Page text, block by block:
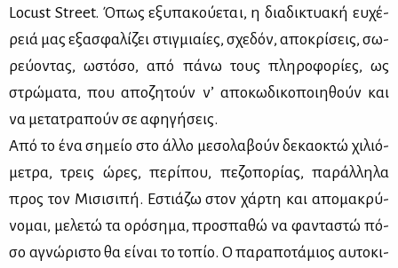
Locust Street. Όπως εξυ­πα­κού­ε­ται, η δια­δι­κτυα­κή ευ­χέ­
ρειά μας εξα­σφα­λί­ζει στιγ­μιαί­ες, σχε­δόν, απο­κρί­σεις, σω­
ρεύ­ο­ντας, ωστό­σο, από πά­νω τους πλη­ρο­φο­ρί­ες, ως
στρώ­μα­τα, που απο­ζη­τούν ν’ απο­κω­δι­κο­ποι­η­θούν και
να με­τα­τρα­πούν σε αφη­γή­σεις.
Από το ένα ση­μείο στο άλ­λο με­σο­λα­βούν δε­κα­ο­κτώ χι­λιό­
με­τρα, τρεις ώρες, πε­ρί­που, πε­ζο­πο­ρί­ας, πα­ράλ­λη­λα
προς τον Μι­σι­σι­πή. Εστιά­ζω στον χάρ­τη και απο­μα­κρύ­
νο­μαι, με­λε­τώ τα ορό­ση­μα, προ­σπα­θώ να φα­ντα­στώ πό­
σο αγνώ­ρι­στο θα εί­ναι το το­πίο. O πα­ρα­πο­τά­μιος αυ­το­κι­